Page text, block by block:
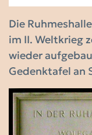
Die
im II. Weltkrieg
wieder
Gedenktafel an